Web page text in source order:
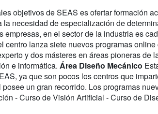
objetivos de SEAS es ofertar formación
la necesidad de especialización de
empresas, en el sector de la industria es
centro lanza siete nuevos programas
y dos másteres en áreas pioneras de
e informática. Área Diseño Mecánico
ya que son pocos los centros que
un gran recorrido. Los programas
- Curso de Visión Artificial - Curso de